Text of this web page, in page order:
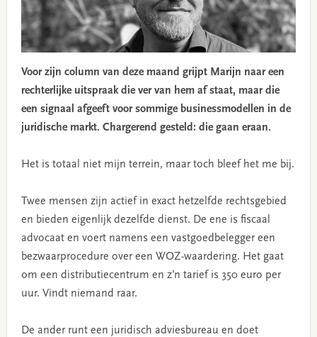
Voor zijn column van deze maand grijpt Marijn naar een
rechterlijke uitspraak die ver van hem af staat, maar die
een signaal afgeeft voor sommige businessmodellen in de
juridische markt. Chargerend gesteld: die gaan eraan.
Het is totaal niet mijn terrein, maar toch bleef het me bij.
Twee mensen zijn actief in exact hetzelfde rechtsgebied
en bieden eigenlijk dezelfde dienst. De ene is fiscaal
advocaat en voert namens een vastgoedbelegger een
bezwaarprocedure over een WOZ-waardering. Het gaat
om een distributiecentrum en z’n tarief is 350 euro per
uur. Vindt niemand raar.
De ander runt een juridisch adviesbureau en doet